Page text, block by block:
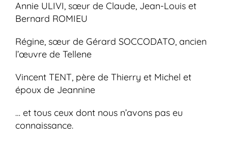
Annie ULIVI, sœur de Claude, Jean-Louis et
Bernard ROMIEU
Régine, sœur de Gérard SOCCODATO, ancien
l’œuvre de Tellene
Vincent TENT, père de Thierry et Michel et
époux de Jeannine
… et tous ceux dont nous n’avons pas eu
connaissance.